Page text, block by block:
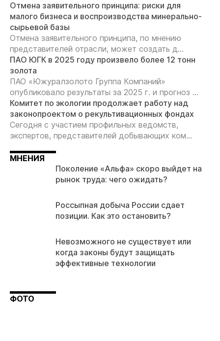
Отмена заявительного принципа: риски для
малого бизнеса и воспроизводства минерально-
сырьевой базы
Отмена заявительного принципа, по мнению
представителей отрасли, может создать д...
ПАО ЮГК в 2025 году произвело более 12 тонн
золота
ПАО «Южуралзолото Группа Компаний»
опубликовало результаты за 2025 г. и прогноз ...
Комитет по экологии продолжает работу над
законопроектом о рекультивационных фондах
Сегодня с участием профильных ведомств,
экспертов, представителей добывающих ком...
МНЕНИЯ
Поколение «Альфа» скоро выйдет на
рынок труда: чего ожидать?
Россыпная добыча России сдает
позиции. Как это остановить?
Невозможного не существует или
когда законы будут защищать
эффективные технологии
ФОТО